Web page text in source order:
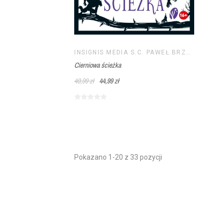
INSIGNIS MEDIA S.C. PAWEŁ BRZOZOWSKI TOMASZ BRZOZOWSKI
Cierniowa ścieżka
49,99 zł
44,99 zł
Pokazano 1-20 z 33 pozycji